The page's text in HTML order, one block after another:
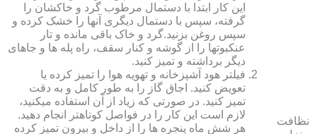
نظافت
این کار ابتدا با دستمال مرطوب گرد و خاک‏شان را
گرفته، سپس با دستمال دیگری آنها را خشک کرده و
سپس روغن بزنید.گرد و خاک باقی مانده و تار
عنکبوت‏ها را از گوشه و کنار سقف، راه پله‏ ها و جاهای
دیگر برداشته و تمیز کنید.
فیلتر هود آشپزخانه و تهویه هوا را تمیز کرده یا
تعویض کنید. اجاق گاز را به طور کامل و به دقت
تمیز کنید. در صورتی که زیاد از آن استفاده می‏کنید،
لازم است این کار را در فواصل کوتاه‏تر انجام دهید.
هر شش ماه پنجره‏ ها را از داخل و بیرون تمیز کرده